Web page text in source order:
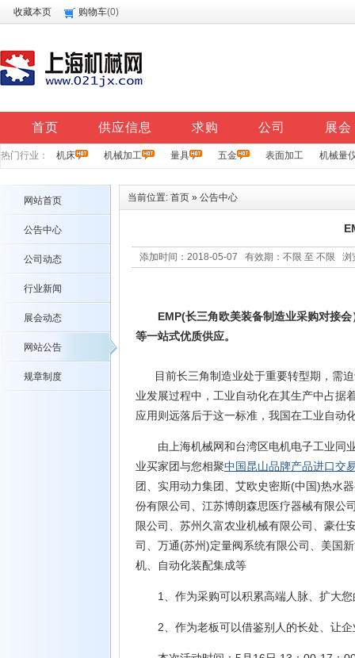
收藏本页 购物车(0)
首页 供应信息 求购 公司 展会
热门行业： 机床 机械加工 量具 五金 表面加工 机械量
网站首页
公告中心
公司动态
行业新闻
展会动态
网站公告
规章制度
当前位置: 首页 » 公告中心
添加时间：2018-05-07 有效期：不限 至 不限 浏
EMP(长三角欧美装备制造业采购对接会
等一站式优质供应。
目前长三角制造业处于重要转型期，需迫
业发展过程中，工业自动化在其生产中占据
应用则远落后于这一标准，我国在工业自动
由上海机械网和台湾区电机电子工业同
业买家团与您相聚中国昆山品牌产品进口交
团、实用动力集团、艾欧史密斯(中国)热水
份有限公司、江苏博朗森思医疗器械有限公
限公司、苏州久富农业机械有限公司、豪仕
司、万通(苏州)定量阀系统有限公司、美国
机、自动化装配集成等
1、作为采购可以积累高端人脉、扩大
2、作为老板可以借鉴别人的长处、让